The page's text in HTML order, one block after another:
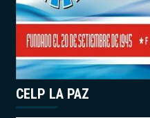
CELP LA PAZ